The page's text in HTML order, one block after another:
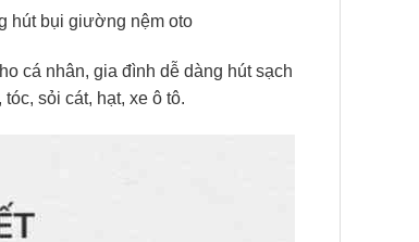
hút bụi giường nệm oto
cá nhân, gia đình dễ dàng hút sạch
sỏi cát, hạt, xe ô tô.